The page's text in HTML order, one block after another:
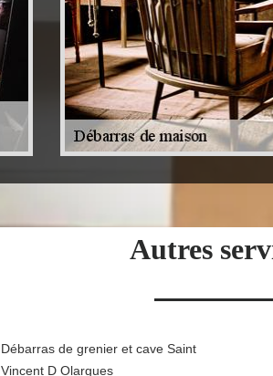
Autres
Débarras de grenier et cave Saint
Vincent D Olargues